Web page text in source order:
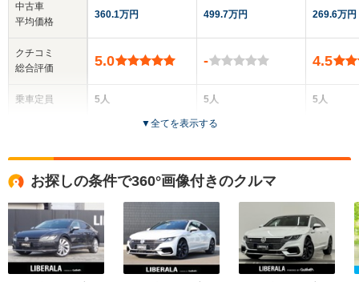
中古車
平均価格
クチコミ
総合評価
乗車定員
サイズ
(全長x全幅x全高)
360.1万円
5.0
5人
1.45m
全幅
1.88m
全長
4.87m
499.7万円
-
5人
5ドア
全高
1.5m
全幅
1.85m
全長
4.92m
269.6万円
4.5
5人
4.78m
▼全てを表示する
お探しの条件で360°画像付きのクルマ